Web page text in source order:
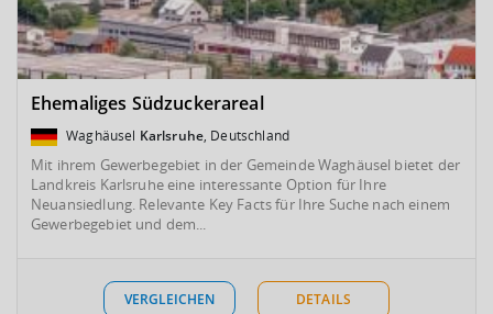
Ehemaliges Südzuckerareal
Waghäusel Karlsruhe, Deutschland
Mit ihrem Gewerbegebiet in der Gemeinde Waghäusel bietet der
Landkreis Karlsruhe eine interessante Option für Ihre
Neuansiedlung. Relevante Key Facts für Ihre Suche nach einem
Gewerbegebiet und dem...
VERGLEICHEN DETAILS